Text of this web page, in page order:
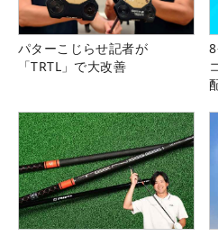
パターこじらせ記者が
「TRTL」で大改善